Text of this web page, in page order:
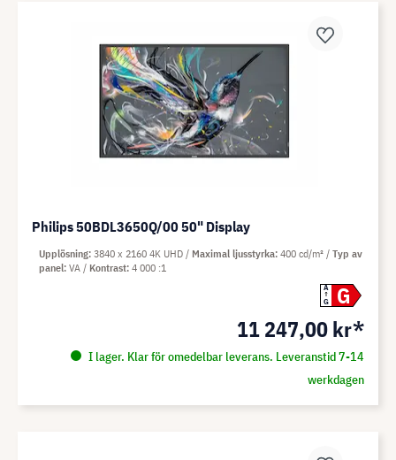
Philips 50BDL3650Q/00 50" Display
A
G
G
11 247,00 kr*
I lager. Klar för omedelbar leverans. Leveranstid 7-14
werkdagen
Upplösning 3840 x 2160 4K UHD Maximal ljusstyrka 400 cd/m²
Typ av
panel VA Kontrast 4 000 :1